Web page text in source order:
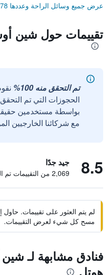
عرض جميع وسائل الراحة وعددها 78
تقييمات حول شين
تم التحقق منه 100%
الحجوزات التي تم
مع شركائنا الخارجيين
8.5 جيد جدًا
2,069 من التقييمات تم التحقق منها
لم يتم العثور على تقييمات. حاول
مسح كل شيء لعرض التقييمات.
فنادق مشابهة لـ
هوتل